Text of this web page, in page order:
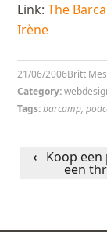
Link:The
Irène
Britt
21/06/2006
Category:
Tags:barcamp,
Post
←Koop een
een